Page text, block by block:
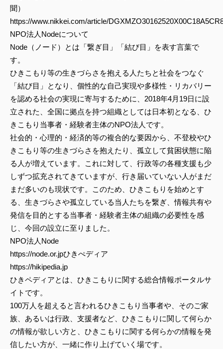
聞）
https://www.nikkei.com/article/
NPO法人Nodeについて
Node（ノード）とは「繋ぎ目」「結び目」を表す言葉で
す。
ひきこもり等の生きづらさを抱える人たちと社会をつなぐ
「結び目」となり、個性的な自己実現や多様性・リカバリー
を認める社会の実現に寄与するために、2018年4月19日に設
立された、全国に拠点を持つ組織としては日本初となる、ひ
きこもり当事者・経験者主体のNPO法人です。
社会的・心理的・経済的等の複合的な要因から、不登校やひ
きこもり等の生きづらさを抱えたり、孤立して貧困状態に陥
る人が増えています。これに対して、行政等の各種支援も少
しずつ拡充されてきていますが、行き届いていない人がまだ
まだ多いのも現状です。このため、ひきこもりを始めとす
る、生きづらさや孤立している当人たちを繋ぎ、情報共有や
発信を目的とする当事者・経験者主体の組織の必要性を感
じ、今回の設立に至りました。
NPO法人Node
https://node.or.jpひきぺディア
https://hikipedia.jp
ひきペディアとは、ひきこもりに関する総合情報ポータルサ
イトです。
100万人を超えると言われるひきこもり当事者や、そのご家
族、あるいは行政、支援者など、ひきこもりに関して何らか
の情報が欲しい方と、ひきこもりに関する何らかの情報を発
信したい方が、一緒に作り上げていく場です。